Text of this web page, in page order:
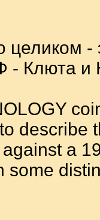
-
- Клюта и
describe
a
some